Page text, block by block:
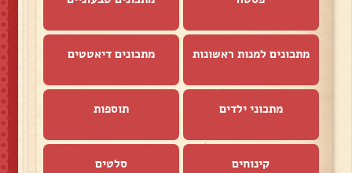
מתכונים למנות ראשונות מתכונים דיאטטים
מתכוני ילדים תוספות
קינוחים סלטים